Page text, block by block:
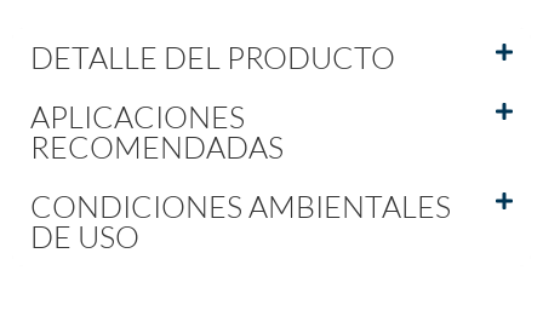
DETALLE DEL PRODUCTO
APLICACIONES
RECOMENDADAS
CONDICIONES AMBIENTALES
DE USO